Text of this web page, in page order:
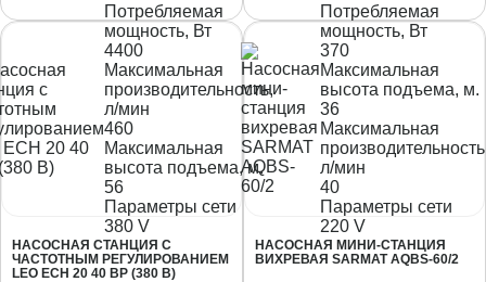
Потребляемая
мощность, Вт
4400
Максимальная
производительность,
л/мин
460
Максимальная
высота подъема, м.
56
Параметры сети
380 V
НАСОСНАЯ СТАНЦИЯ C
ЧАСТОТНЫМ РЕГУЛИРОВАНИЕМ
LEO ECH 20 40 ВР (380 В)
Потребляемая
мощность, Вт
370
Максимальная
высота подъема, м.
36
Максимальная
л/мин
40
Параметры сети
220 V
НАСОСНАЯ МИНИ-СТАНЦИЯ
ВИХРЕВАЯ SARMAT AQBS-60/2